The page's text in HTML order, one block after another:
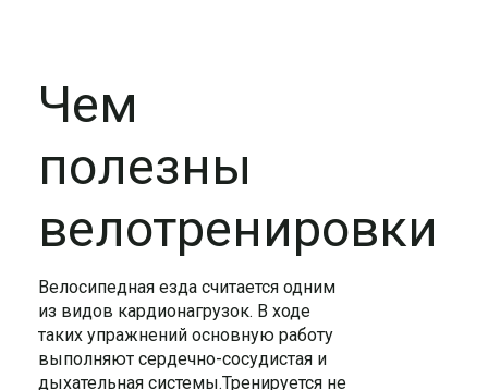
Чем
полезны
велотренировки
Велосипедная езда считается одним
из видов кардионагрузок. В ходе
таких упражнений основную работу
выполняют сердечно-сосудистая и
дыхательная системы.Тренируется не